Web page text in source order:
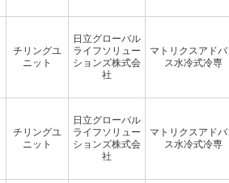
チリングユ
ニット
日立グローバル
ライフソリュー
ションズ株式会
社
マトリクスアド
ス水冷式冷専
チリングユ
ニット
日立グローバル
ライフソリュー
ションズ株式会
社
マトリクスアド
ス水冷式冷専